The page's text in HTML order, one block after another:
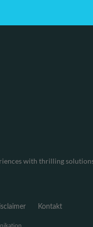
with thrilling
Kontakt